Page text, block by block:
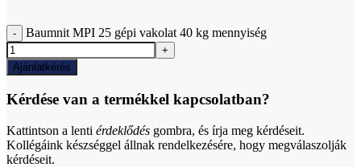
Baumnit MPI 25 gépi vakolat 40 kg mennyiség
Ajánlatkérés
Kérdése van a termékkel kapcsolatban?
Kattintson a lenti érdeklődés gombra, és írja meg kérdéseit.
Kollégáink készséggel állnak rendelkezésére, hogy megválaszolják
kérdéseit.